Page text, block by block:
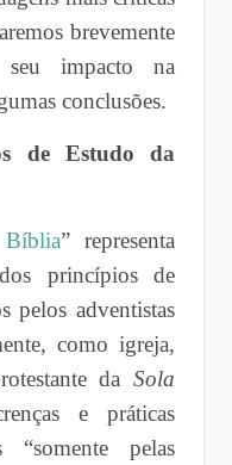
brevemente
impacto na
conclusões.
de Estudo da
” representa
princípios de
pelos adventistas
como igreja,
daSola
e práticas
“somente pelas